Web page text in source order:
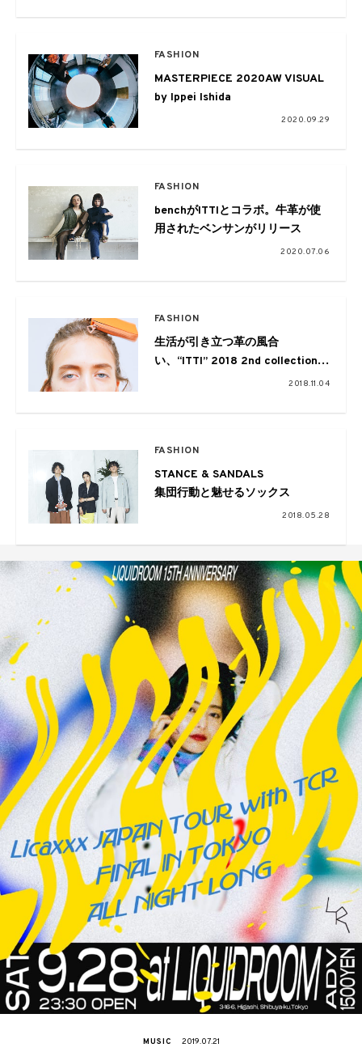
FASHION
MASTERPIECE 2020AW VISUAL
by Ippei Ishida
2020.09.29
FASHION
benchがITTIとコラボ。牛革が使
用されたベンサンがリリース
2020.07.06
FASHION
生活が引き立つ革の風合
い、“ITTI” 2018 2nd collection
LOOK から感じる新たな発見2018.11.04
FASHION
STANCE & SANDALS
集団行動と魅せるソックス
2018.05.28
MUSIC 2019.07.21